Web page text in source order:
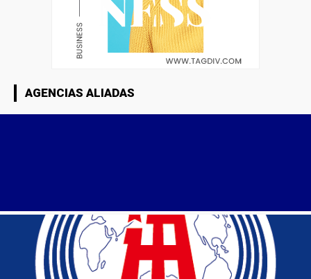
AGENCIAS ALIADAS